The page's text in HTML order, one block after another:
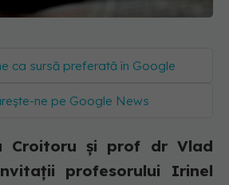
ca sursă preferată în Google
ne pe Google News
Croitoru și prof dr Vlad
profesorului Irinel